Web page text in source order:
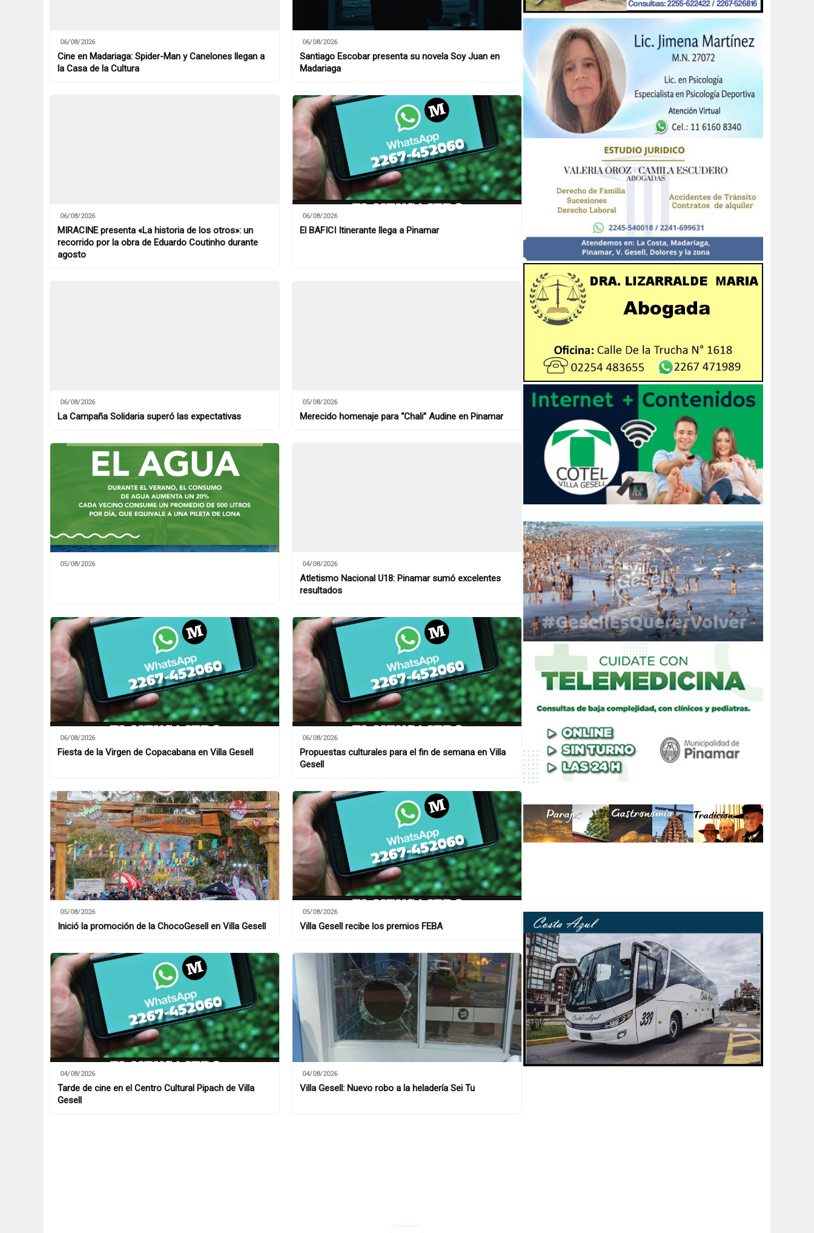
06/08/2026
Cine en Madariaga: Spider-Man y Canelones llegan a
la Casa de la Cultura
06/08/2026
Santiago Escobar presenta su novela Soy Juan en
Madariaga
06/08/2026
MIRACINE presenta «La historia de los otros»: un
recorrido por la obra de Eduardo Coutinho durante
agosto
06/08/2026
El BAFICI Itinerante llega a Pinamar
06/08/2026
La Campaña Solidaria superó las expectativas
05/08/2026
Merecido homenaje para “Chali” Audine en Pinamar
05/08/2026 04/08/2026
Atletismo Nacional U18: Pinamar sumó excelentes
resultados
06/08/2026
Fiesta de la Virgen de Copacabana en Villa Gesell
06/08/2026
Propuestas culturales para el fin de semana en Villa
Gesell
05/08/2026
Inició la promoción de la ChocoGesell en Villa Gesell
05/08/2026
Villa Gesell recibe los premios FEBA
04/08/2026
Tarde de cine en el Centro Cultural Pipach de Villa
Gesell
04/08/2026
Villa Gesell: Nuevo robo a la heladería Sei Tu